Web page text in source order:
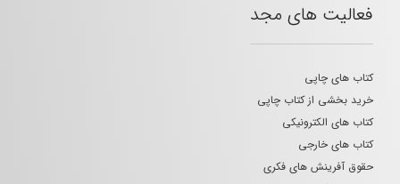
فعالیت های مجد
کتاب های چاپی
خرید بخشی از کتاب چاپی
کتاب های الکترونیکی
کتاب های خارجی
حقوق آفرینش های فکری